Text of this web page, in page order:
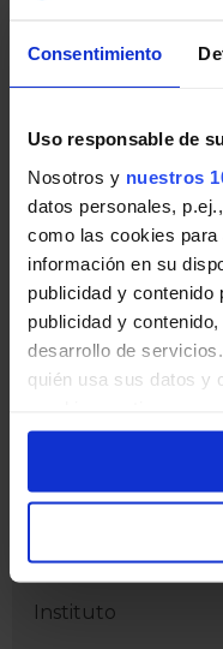
Consentimiento
Uso responsable de
Nosotros y nuestros
datos personales,
como las cookies
información en su
publicidad y contenido
publicidad y
desarrollo de
quién usa sus datos y
momento desde la
el Menú de
Si lo permite, también
Recopilar
geográfica que
metros
Información
Horario de
Horarios de salida
Estación Bus
Instituto